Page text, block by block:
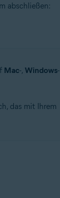
abschließen:
Mac-, Windows-
das mit Ihrem